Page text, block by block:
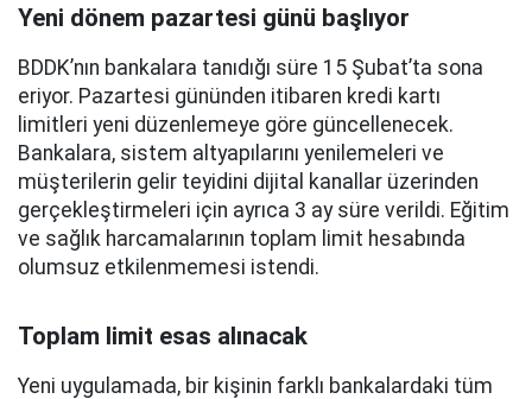
Yeni dönem pazartesi günü başlıyor
BDDK’nın bankalara tanıdığı süre 15 Şubat’ta sona
eriyor. Pazartesi gününden itibaren kredi kartı
limitleri yeni düzenlemeye göre güncellenecek.
Bankalara, sistem altyapılarını yenilemeleri ve
müşterilerin gelir teyidini dijital kanallar üzerinden
gerçekleştirmeleri için ayrıca 3 ay süre verildi. Eğitim
ve sağlık harcamalarının toplam limit hesabında
olumsuz etkilenmemesi istendi.
Toplam limit esas alınacak
Yeni uygulamada, bir kişinin farklı bankalardaki tüm